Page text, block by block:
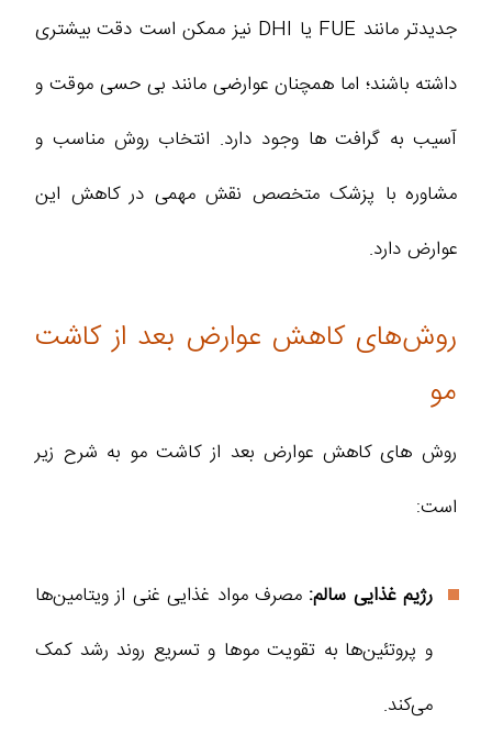
جدیدتر مانند FUE یا DHI نیز ممکن است دقت بیشتری
داشته باشند؛ اما همچنان عوارضی مانند بی‌ حسی موقت و
آسیب به گرافت‌ ها وجود دارد. انتخاب روش مناسب و
مشاوره با پزشک متخصص نقش مهمی در کاهش این
عوارض دارد.
روش‌های کاهش عوارض بعد از کاشت
مو
روش‌ های کاهش عوارض بعد از کاشت مو به شرح زیر
است:
رژیم غذایی سالم: مصرف مواد غذایی غنی از ویتامین‌ها
و پروتئین‌ها به تقویت موها و تسریع روند رشد کمک
می‌کند.